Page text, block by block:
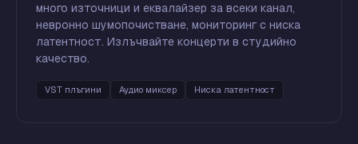
много източници и еквалайзер за всеки канал,
невронно шумопочистване, мониторинг с ниска
латентност. Излъчвайте концерти в студийно
качество.
VST плъгини Аудио миксер Ниска латентност